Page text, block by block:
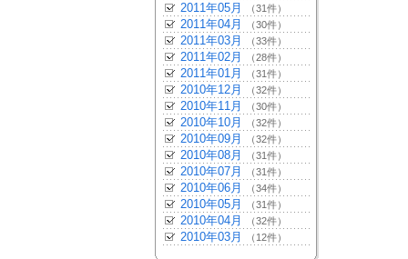
2011年05月 （31件）
2011年04月 （30件）
2011年03月 （33件）
2011年02月 （28件）
2011年01月 （31件）
2010年12月 （32件）
2010年11月 （30件）
2010年10月 （32件）
2010年09月 （32件）
2010年08月 （31件）
2010年07月 （31件）
2010年06月 （34件）
2010年05月 （31件）
2010年04月 （32件）
2010年03月 （12件）